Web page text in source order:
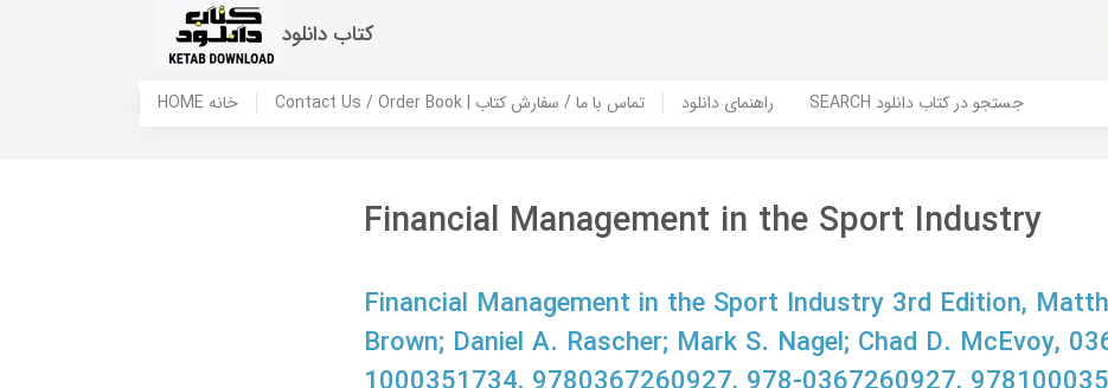
کتاب دانلود
HOME خانه Contact Us / Order Book | تماس با ما / سفارش کتاب راهنمای دانلود SEARCH جستجو در کتاب دانلود
Financial Management in the Sport Industry
Financial Management in the Sport Industry 3rd Edition,
Brown; Daniel A. Rascher; Mark S. Nagel; Chad D. McEvoy,